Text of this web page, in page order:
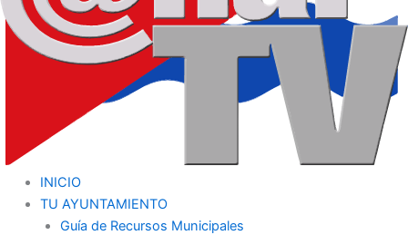
INICIO
TU AYUNTAMIENTO
Guía de Recursos Municipales